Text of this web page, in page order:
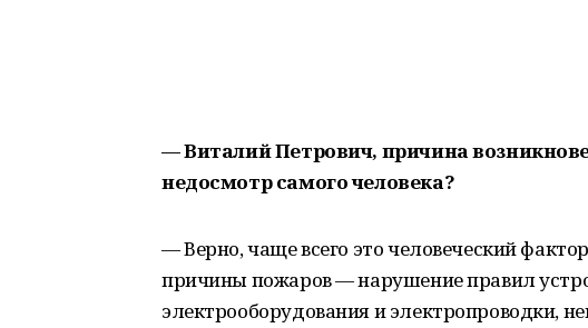
— Виталий Петрович, причина
недосмотр самого человека?
— Верно, чаще всего это человеческий
причины пожаров — нарушение правил
электрооборудования и электропроводки,